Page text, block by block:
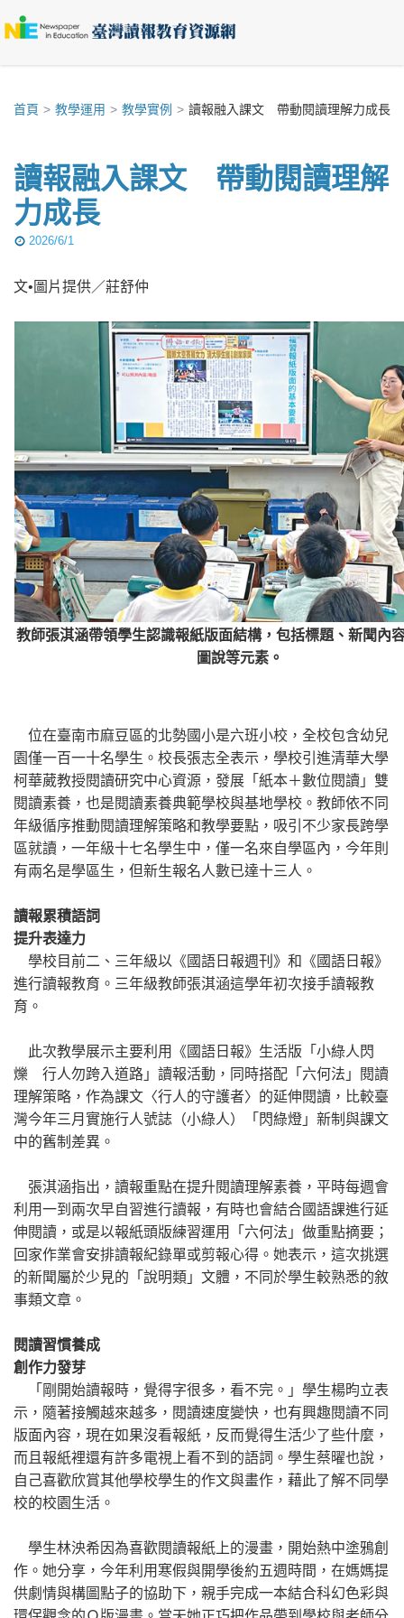
首頁 教學運用 教學實例 讀報融入課文 帶動閱讀理解力成長
讀報融入課文 帶動閱讀理解
力成長
2026/6/1
文•圖片提供／莊舒仲
教師張淇涵帶領學生認識報紙版面結構，包括標題、新聞內
圖說等元素。
位在臺南市麻豆區的北勢國小是六班小校，全校包含幼兒
園僅一百一十名學生。校長張志全表示，學校引進清華大學
柯華葳教授閱讀研究中心資源，發展「紙本＋數位閱讀」雙
閱讀素養，也是閱讀素養典範學校與基地學校。教師依不同
年級循序推動閱讀理解策略和教學要點，吸引不少家長跨學
區就讀，一年級十七名學生中，僅一名來自學區內，今年則
有兩名是學區生，但新生報名人數已達十三人。
讀報累積語詞
提升表達力
學校目前二、三年級以《國語日報週刊》和《國語日報》
進行讀報教育。三年級教師張淇涵這學年初次接手讀報教
育。
此次教學展示主要利用《國語日報》生活版「小綠人閃
爍 行人勿跨入道路」讀報活動，同時搭配「六何法」閱讀
理解策略，作為課文〈行人的守護者〉的延伸閱讀，比較臺
灣今年三月實施行人號誌（小綠人）「閃綠燈」新制與課文
中的舊制差異。
張淇涵指出，讀報重點在提升閱讀理解素養，平時每週會
利用一到兩次早自習進行讀報，有時也會結合國語課進行延
伸閱讀，或是以報紙頭版練習運用「六何法」做重點摘要；
回家作業會安排讀報紀錄單或剪報心得。她表示，這次挑選
的新聞屬於少見的「說明類」文體，不同於學生較熟悉的敘
事類文章。
閱讀習慣養成
創作力發芽
「剛開始讀報時，覺得字很多，看不完。」學生楊昀立表
示，隨著接觸越來越多，閱讀速度變快，也有興趣閱讀不同
版面內容，現在如果沒看報紙，反而覺得生活少了些什麼，
而且報紙裡還有許多電視上看不到的語詞。學生蔡曜也說，
自己喜歡欣賞其他學校學生的作文與畫作，藉此了解不同學
校的校園生活。
學生林泱希因為喜歡閱讀報紙上的漫畫，開始熱中塗鴉創
作。她分享，今年利用寒假與開學後約五週時間，在媽媽提
供劇情與構圖點子的協助下，親手完成一本結合科幻色彩與